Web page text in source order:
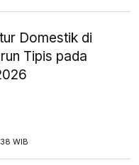
Domestik di
Tipis pada
WIB